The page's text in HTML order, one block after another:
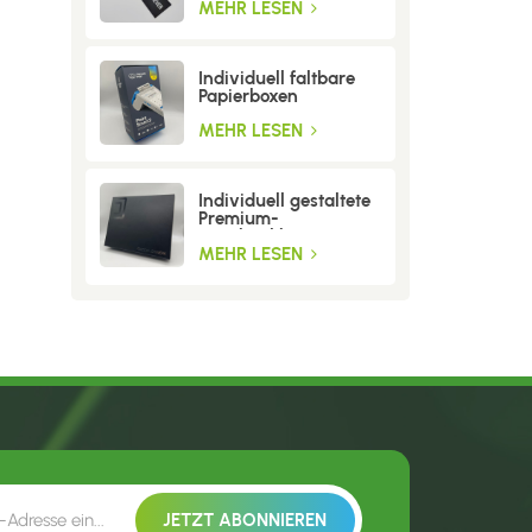
MEHR LESEN
Individuell faltbare
Papierboxen
MEHR LESEN
Individuell gestaltete
Premium-
Geschenkboxen aus
Wellpappe
MEHR LESEN